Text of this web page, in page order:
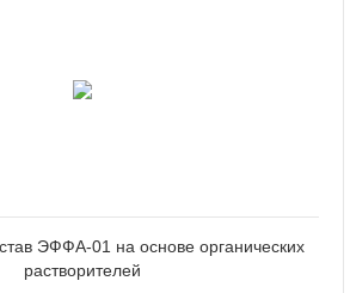
ЭФФА-01 на основе органических
растворителей